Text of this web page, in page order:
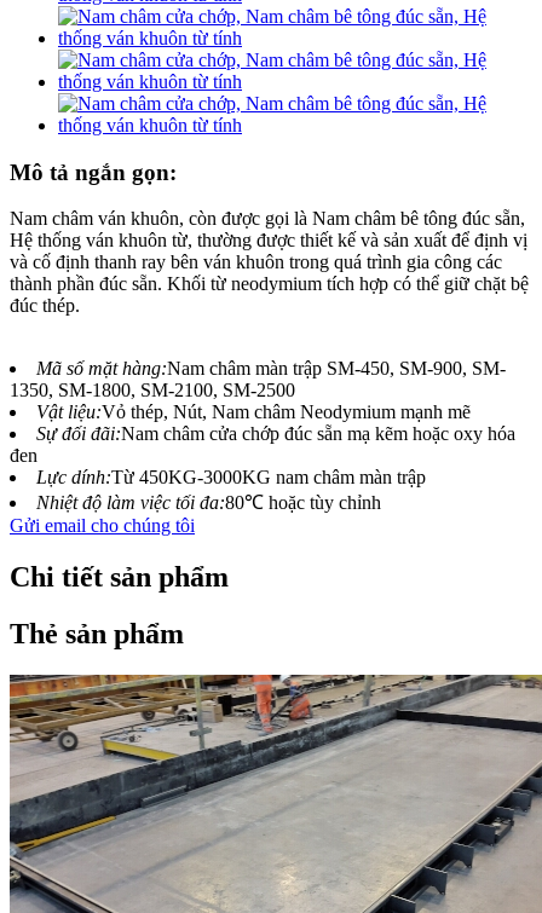
Mô tả ngắn gọn:
Nam châm ván khuôn, còn được gọi là Nam châm bê tông đúc sẵn,
Hệ thống ván khuôn từ, thường được thiết kế và sản xuất để định vị
và cố định thanh ray bên ván khuôn trong quá trình gia công các
thành phần đúc sẵn. Khối từ neodymium tích hợp có thể giữ chặt bệ
đúc thép.
Mã số mặt hàng:Nam châm màn trập SM-450, SM-900, SM-
1350, SM-1800, SM-2100, SM-2500
Vật liệu:Vỏ thép, Nút, Nam châm Neodymium mạnh mẽ
Sự đối đãi:Nam châm cửa chớp đúc sẵn mạ kẽm hoặc oxy hóa
đen
Lực dính:Từ 450KG-3000KG nam châm màn trập
Nhiệt độ làm việc tối đa:80℃ hoặc tùy chỉnh
Gửi email cho chúng tôi
Chi tiết sản phẩm
Thẻ sản phẩm